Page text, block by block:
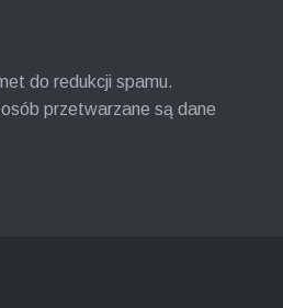
do redukcji spamu.
przetwarzane są dane